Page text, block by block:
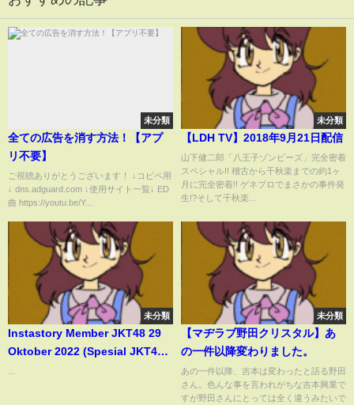
未分類
全ての広告を消す方法！【アプ
リ不要】
ご視聴ありがとうございます！ ↓コピペ用
↓ dns.adguard.com ↓使用サイト一覧↓ ED
曲 https://youtu.be/Y...
未分類
【LDH TV】2018年9月21日配信
山下健二郎「八王子ゾンビーズ」完全密着
スペシャル!! 稽古から千秋楽までの約1ヶ
月に完全密着!! ゲネプロでまさかの事件発
生!?そして千秋楽...
未分類
Instastory Member JKT48 29
Oktober 2022 (Spesial JKT48
未分類
【マヂラブ野田クリスタル】あ
の一件以降変わりました。
あの一件以降、吉本は変わったと語る野田
さん。色んな事を言われがちな吉本興業で
すが野田さんにとっては全く違うみたいで